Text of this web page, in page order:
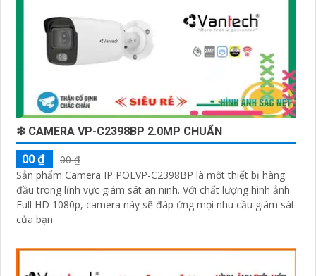
❇ CAMERA VP-C2398BP 2.0MP CHUẨN
00 ₫
00 ₫
Sản phẩm Camera IP POEVP-C2398BP là một thiết bị hàng
đầu trong lĩnh vực giám sát an ninh. Với chất lượng hình ảnh
Full HD 1080p, camera này sẽ đáp ứng mọi nhu cầu giám sát
của bạn